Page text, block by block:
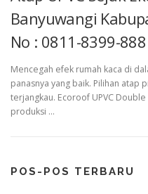
Banyuwangi
No : 0811-8399-888
Mencegah efek rumah kaca di
panasnya yang baik. Pilihan atap
terjangkau. Ecoroof UPVC
produksi …
POS-POS TERBARU